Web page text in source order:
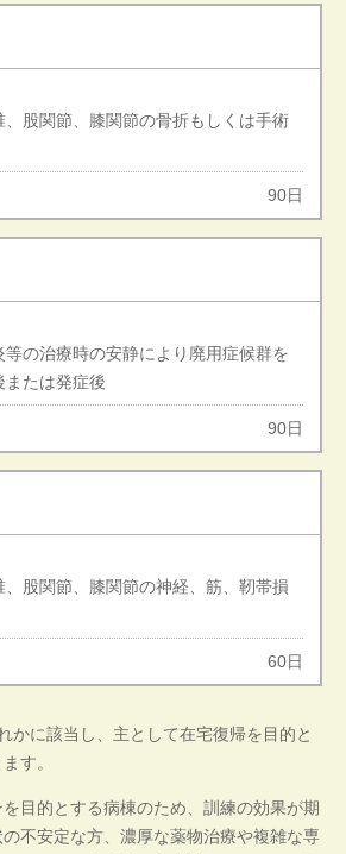
、股関節、膝関節の骨折もしくは手術
90日
の治療時の安静により廃用症候群を
または発症後
90日
股関節、膝関節の神経、筋、靭帯損
60日
かに該当し、主として在宅復帰を目的と
す。
目的とする病棟のため、訓練の効果が期
不安定な方、濃厚な薬物治療や複雑な専